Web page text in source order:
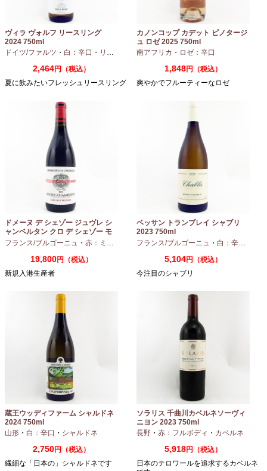
ヴィラ ヴォルフ リースリング
2024 750ml
ドイツ/ファルツ ・ 白：辛口 ・ リースリング
2,464円（税込）
夏に飲みたいフレッシュリースリング
カノンコップ カデット ピノタージ
ュ ロゼ 2025 750ml
南アフリカ ・ ロゼ：辛口
1,848円（税込）
爽やかでフルーティーなロゼ
ドメーヌ デ シェゾー ジュヴレ シ
ャンベルタン クロ デ シェゾー モ
ノポール 2023 750ml
フランス/ブルゴーニュ ・ 赤：ミディアムボディ ・ピノノワール
19,800円（税込）
新規入港生産者
ベッサン トランブレイ シャブリ
2023 750ml
フランス/ブルゴーニュ ・ 白：辛口
5,104円（税込）
今注目のシャブリ
蔵王ウッディファーム シャルドネ
2024 750ml
山形 ・ 白：辛口 ・ シャルドネ
2,750円（税込）
繊細な「日本の」シャルドネです
ソラリス 千曲川カベルネソーヴィ
ニヨン 2023 750ml
長野 ・ 赤：フルボディ ・ カベルネ
5,918円（税込）
日本のテロワールを追求するカベルネ